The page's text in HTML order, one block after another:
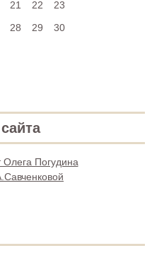
21 22
23
28 29
30
Погудина